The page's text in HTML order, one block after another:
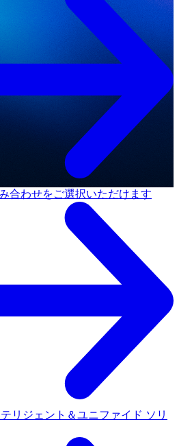
合わせをご選択いただけます
リジェント＆ユニファイド ソリ